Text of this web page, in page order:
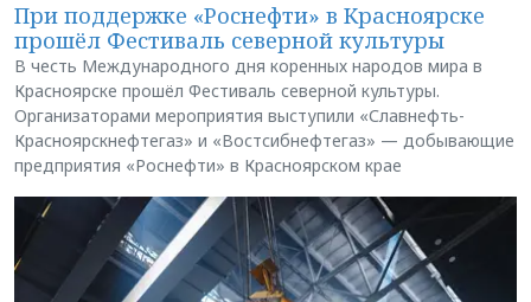
При поддержке «Роснефти» в Красноярске
прошёл Фестиваль северной культуры
В честь Международного дня коренных народов мира в
Красноярске прошёл Фестиваль северной культуры.
Организаторами мероприятия выступили «Славнефть-
Красноярскнефтегаз» и «Востсибнефтегаз» — добывающие
предприятия «Роснефти» в Красноярском крае